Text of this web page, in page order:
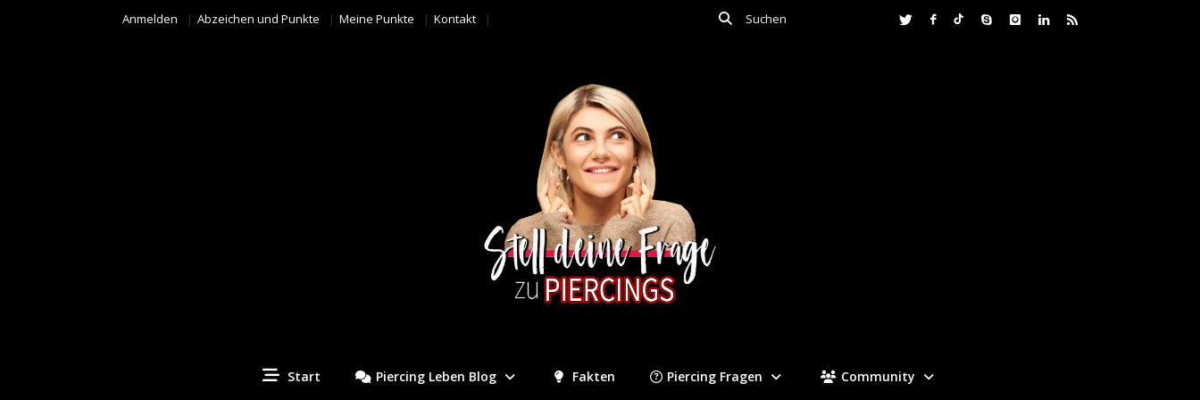
Anmelden Abzeichen und Punkte Meine Punkte Kontakt
Start Piercing Leben Blog Fakten Piercing Fragen Community